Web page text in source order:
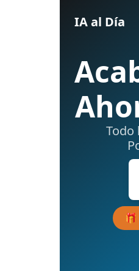
IA al Día
Todo